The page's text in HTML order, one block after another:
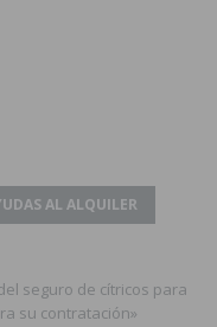
AL ALQUILER
seguro de cítricos para
su contratación»